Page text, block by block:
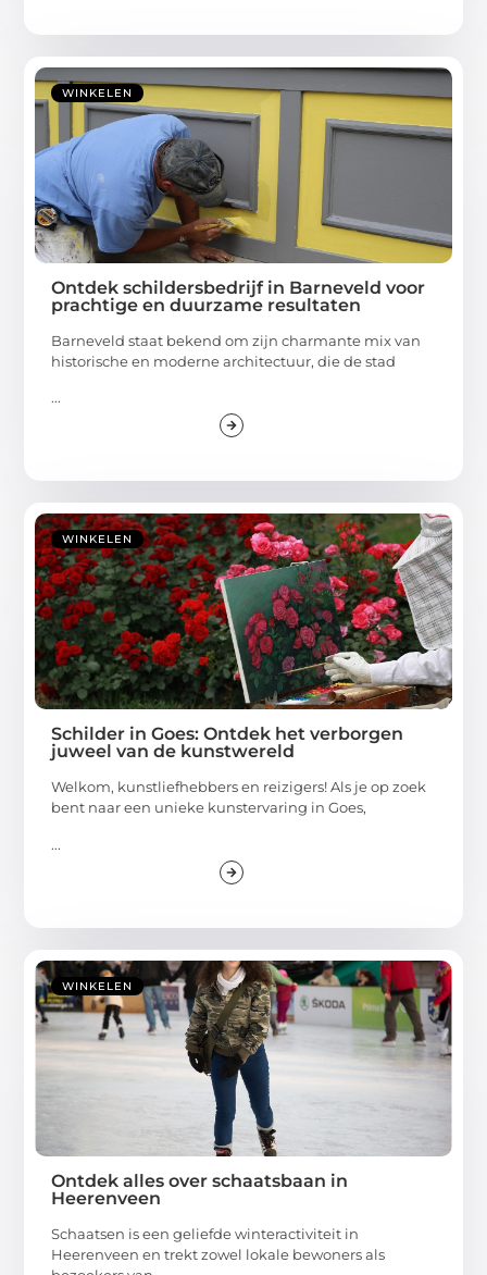
WINKELEN
Ontdek schildersbedrijf in Barneveld voor
prachtige en duurzame resultaten
Barneveld staat bekend om zijn charmante mix van
historische en moderne architectuur, die de stad
...
WINKELEN
Schilder in Goes: Ontdek het verborgen
juweel van de kunstwereld
Welkom, kunstliefhebbers en reizigers! Als je op zoek
bent naar een unieke kunstervaring in Goes,
...
WINKELEN
Ontdek alles over schaatsbaan in
Heerenveen
Schaatsen is een geliefde winteractiviteit in
Heerenveen en trekt zowel lokale bewoners als